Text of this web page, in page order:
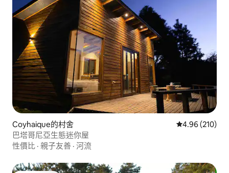
Coyhaique的村舍 從 210 則評價
4.96 (210)
巴塔哥尼亞生態迷你屋
性價比 · 親子友善 · 河流